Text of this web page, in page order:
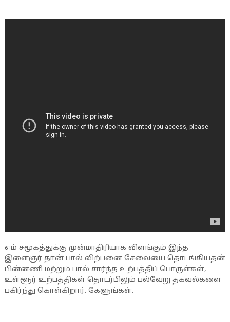
எம் சமூகத்துக்கு முன்மாதிரியாக விளங்கும் இந்த
இளைஞர் தான் பால் விற்பனை சேவையை தொடங்கியதன்
பின்னணி மற்றும் பால் சார்ந்த உற்பத்திப் பொருள்கள்,
உள்ளூர் உற்பத்திகள் தொடர்பிலும் பல்வேறு தகவல்களை
பகிர்ந்து கொள்கிறார். கேளுங்கள்.